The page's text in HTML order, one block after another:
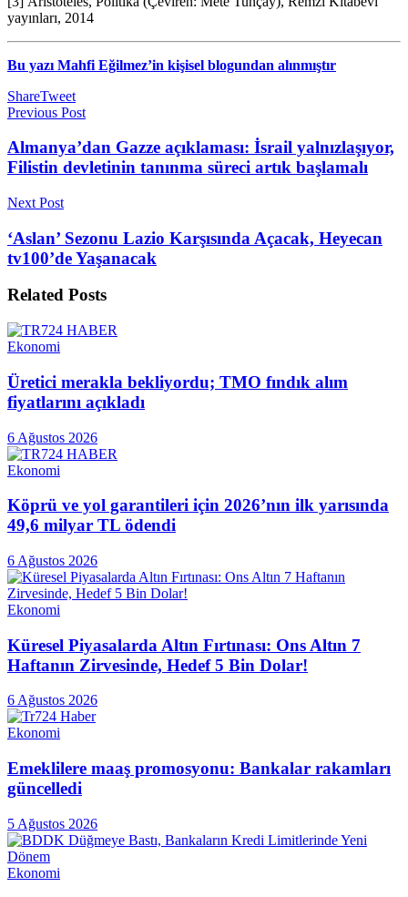
yayınları, 2014
Bu yazı Mahfi Eğilmez’in kişisel blogundan alınmıştır
ShareTweet
Previous Post
Almanya’dan Gazze açıklaması: İsrail yalnızlaşıyor,
Filistin devletinin tanınma süreci artık başlamalı
Next Post
‘Aslan’ Sezonu Lazio Karşısında Açacak, Heyecan
tv100’de Yaşanacak
Related Posts
Ekonomi
Üretici merakla bekliyordu; TMO fındık alım
fiyatlarını açıkladı
6 Ağustos 2026
Ekonomi
Köprü ve yol garantileri için 2026’nın ilk yarısında
49,6 milyar TL ödendi
6 Ağustos 2026
Ekonomi
Küresel Piyasalarda Altın Fırtınası: Ons Altın 7
Haftanın Zirvesinde, Hedef 5 Bin Dolar!
6 Ağustos 2026
Ekonomi
Emeklilere maaş promosyonu: Bankalar rakamları
güncelledi
5 Ağustos 2026
Ekonomi